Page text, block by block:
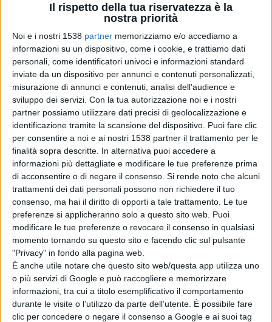
Il rispetto della tua riservatezza è la
nostra priorità
Noi e i nostri 1538 partner memorizziamo e/o accediamo a
informazioni su un dispositivo, come i cookie, e trattiamo dati
personali, come identificatori univoci e informazioni standard
inviate da un dispositivo per annunci e contenuti personalizzati,
misurazione di annunci e contenuti, analisi dell'audience e
sviluppo dei servizi. Con la tua autorizzazione noi e i nostri
partner possiamo utilizzare dati precisi di geolocalizzazione e
identificazione tramite la scansione del dispositivo. Puoi fare clic
per consentire a noi e ai nostri 1538 partner il trattamento per le
finalità sopra descritte. In alternativa puoi accedere a
informazioni più dettagliate e modificare le tue preferenze prima
di acconsentire o di negare il consenso. Si rende noto che alcuni
trattamenti dei dati personali possono non richiedere il tuo
consenso, ma hai il diritto di opporti a tale trattamento. Le tue
preferenze si applicheranno solo a questo sito web. Puoi
modificare le tue preferenze o revocare il consenso in qualsiasi
momento tornando su questo sito e facendo clic sul pulsante
"Privacy" in fondo alla pagina web.
È anche utile notare che questo sito web/questa app utilizza uno
o più servizi di Google e può raccogliere e memorizzare
informazioni, tra cui a titolo esemplificativo il comportamento
durante le visite o l’utilizzo da parte dell’utente. È possibile fare
clic per concedere o negare il consenso a Google e ai suoi tag
di unità cinofile. Al momento le ricerche non hanno dato
esito positivo e cresce l'apprensione.
Condividi su:
ARGOMENTI: Schiavi D Abruzzo scomparse
Articolo successivo